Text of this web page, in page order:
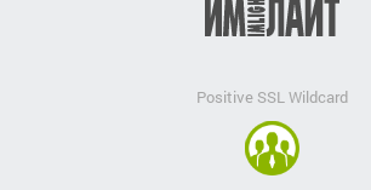
Positive SSL Wildcard